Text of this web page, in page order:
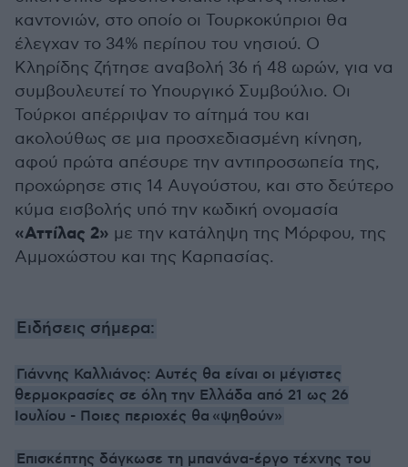
καντονιών, στο οποίο οι Τουρκοκύπριοι θα
έλεγχαν το 34% περίπου του νησιού. Ο
Κληρίδης ζήτησε αναβολή 36 ή 48 ωρών, για να
συμβουλευτεί το Υπουργικό Συμβούλιο. Οι
Τούρκοι απέρριψαν το αίτημά του και
ακολούθως σε μια προσχεδιασμένη κίνηση,
αφού πρώτα απέσυρε την αντιπροσωπεία της,
προχώρησε στις 14 Αυγούστου, και στο δεύτερο
κύμα εισβολής υπό την κωδική ονομασία
«Αττίλας 2» με την κατάληψη της Μόρφου, της
Αμμοχώστου και της Καρπασίας.
Ειδήσεις σήμερα:
Γιάννης Καλλιάνος: Αυτές θα είναι οι μέγιστες
θερμοκρασίες σε όλη την Ελλάδα από 21 ως 26
Ιουλίου - Ποιες περιοχές θα «ψηθούν»
Επισκέπτης δάγκωσε τη μπανάνα-έργο τέχνης του